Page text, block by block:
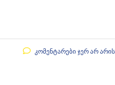
კომენტარები ჯერ არ არის